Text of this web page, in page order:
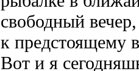
свободный
к предстоящему
Вот и я